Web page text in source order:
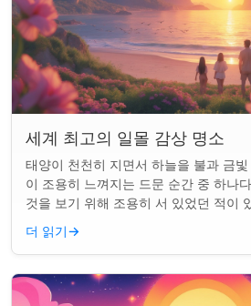
세계 최고의 일몰 감상 명소
태양이 천천히 지면서 하늘을 불과 금
이 조용히 느껴지는 드문 순간 중 하나
것을 보기 위해 조용히 서 있었던 적이
마법 같은 일인지 알 것이다....
더 읽기→